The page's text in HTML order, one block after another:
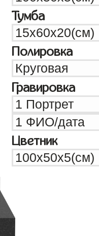
Тумба
Полировка
Гравировка
Цветник